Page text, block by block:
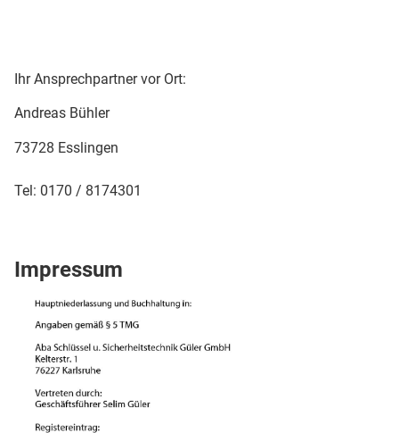
Ihr Ansprechpartner vor Ort:
Andreas Bühler
73728 Esslingen
Tel: 0170 / 8174301
Impressum